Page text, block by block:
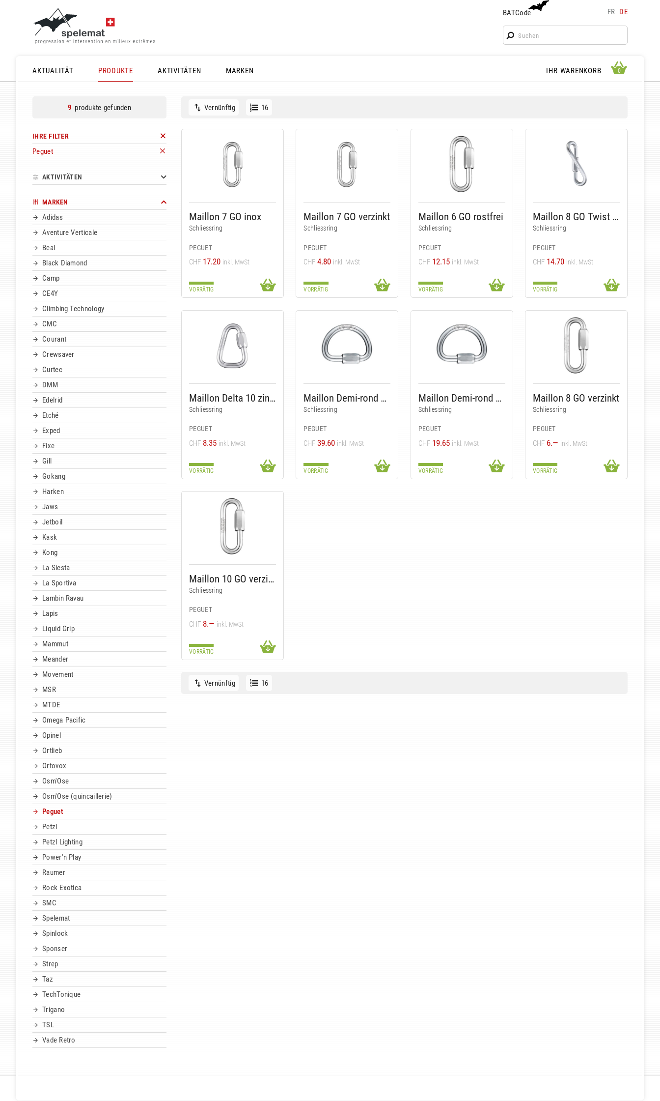
BATCode FR DE
BATCode
Geben Sie Ihren Namen ein und bestätigen
AKTUALITÄT
PRODUKTE AKTIVITÄTEN MARKEN IHR WARENKORB 0 0
9 produkte gefunden
IHRE FILTER
Peguet
AKTIVITÄTEN
MARKEN
Adidas
Aventure Verticale
Beal
Black Diamond
Camp
CE4Y
Climbing Technology
CMC
Courant
Crewsaver
Curtec
DMM
Edelrid
Etché
Exped
Fixe
Gill
Gokang
Harken
Jaws
Jetboil
Kask
Kong
La Siesta
La Sportiva
Lambin Ravau
Lapis
Liquid Grip
Mammut
Meander
Movement
MSR
MTDE
Omega Pacific
Opinel
Ortlieb
Ortovox
Osm'Ose
Osm'Ose (quincaillerie)
Peguet
Petzl
Petzl Lighting
Power'n Play
Raumer
Rock Exotica
SMC
Spelemat
Spinlock
Sponser
Strep
Taz
TechTonique
Trigano
TSL
Vade Retro
Vernünftig 16
Maillon 7 GO inox
Schliessring
PEGUET
CHF 17.20 inkl. MwSt
VORRÄTIG
Maillon 7 GO verzinkt
Schliessring
PEGUET
CHF 4.80 inkl. MwSt
VORRÄTIG
Maillon 6 GO rostfrei
Schliessring
PEGUET
CHF 12.15 inkl. MwSt
VORRÄTIG
Maillon 8 GO Twist zingué
Schliessring
PEGUET
CHF 14.70 inkl. MwSt
VORRÄTIG
Maillon Delta 10 zingué
Schliessring
PEGUET
CHF 8.35 inkl. MwSt
VORRÄTIG
Maillon Demi-rond 10 inox
Schliessring
PEGUET
CHF 39.60 inkl. MwSt
VORRÄTIG
Maillon Demi-rond 10 zicral
Schliessring
PEGUET
CHF 19.65 inkl. MwSt
VORRÄTIG
Maillon 8 GO verzinkt
Schliessring
PEGUET
CHF 6.— inkl. MwSt
VORRÄTIG
Maillon 10 GO verzinkt
Schliessring
PEGUET
CHF 8.— inkl. MwSt
VORRÄTIG
Vernünftig 16